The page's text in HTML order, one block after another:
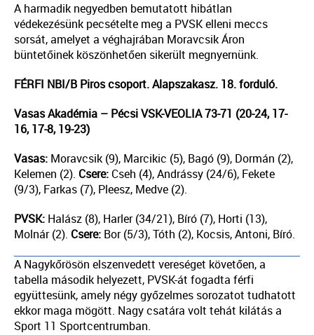
A harmadik negyedben bemutatott hibátlan
védekezésünk pecsételte meg a PVSK elleni meccs
sorsát, amelyet a véghajrában Moravcsik Áron
büntetőinek köszönhetően sikerült megnyernünk.
FÉRFI NBI/B Piros csoport. Alapszakasz. 18. forduló.
Vasas Akadémia – Pécsi VSK-VEOLIA 73-71 (20-24, 17-
16, 17-8, 19-23)
Vasas: Moravcsik (9), Marcikic (5), Bagó (9), Dormán (2),
Kelemen (2). Csere: Cseh (4), Andrássy (24/6), Fekete
(9/3), Farkas (7), Pleesz, Medve (2).
PVSK: Halász (8), Harler (34/21), Bíró (7), Horti (13),
Molnár (2). Csere: Bor (5/3), Tóth (2), Kocsis, Antoni, Bíró.
A Nagykőrösön elszenvedett vereséget követően, a
tabella második helyezett, PVSK-át fogadta férfi
együttesünk, amely négy győzelmes sorozatot tudhatott
ekkor maga mögött. Nagy csatára volt tehát kilátás a
Sport 11 Sportcentrumban.